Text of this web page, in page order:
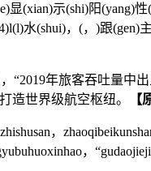
示(shi)阳(yang)性
水(shui)，(，)跟(gen)
年旅客吞吐量中
造世界级航空枢纽。
【
，
，